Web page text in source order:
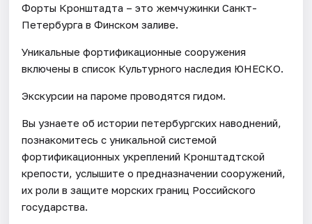
Форты Кронштадта – это жемчужинки Санкт-
Петербурга в Финском заливе.
Уникальные фортификационные сооружения
включены в список Культурного наследия ЮНЕСКО.
Экскурсии на пароме проводятся гидом.
Вы узнаете об истории петербургских наводнений,
познакомитесь с уникальной системой
фортификационных укреплений Кронштадтской
крепости, услышите о предназначении сооружений,
их роли в защите морских границ Российского
государства.